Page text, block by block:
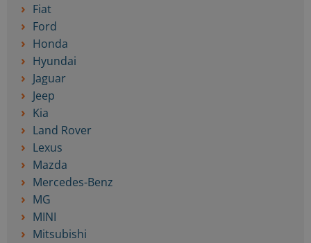
Fiat
Ford
Honda
Hyundai
Jaguar
Jeep
Kia
Land Rover
Lexus
Mazda
Mercedes-Benz
MG
MINI
Mitsubishi